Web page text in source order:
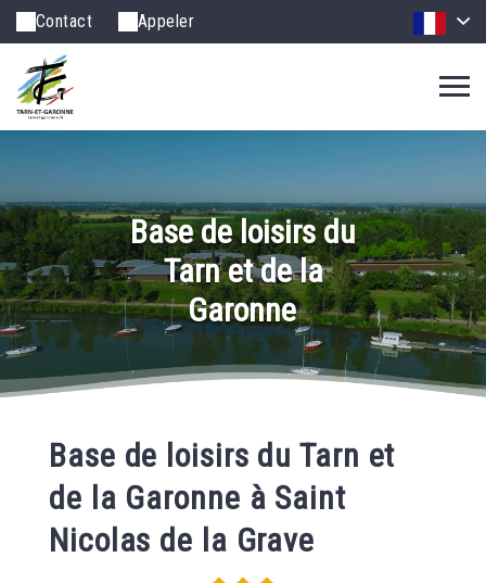
Contact Appeler
Base de loisirs du
Tarn et de la
Garonne
Base de loisirs du Tarn et
de la Garonne à Saint
Nicolas de la Grave